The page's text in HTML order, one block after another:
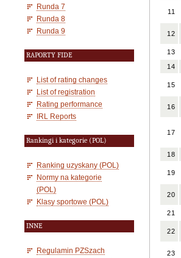
Runda 7
Runda 8
Runda 9
RAPORTY FIDE
List of rating changes
List of registration
Rating performance
IRL Reports
Rankingi i kategorie (POL)
Ranking uzyskany (POL)
Normy na kategorie
(POL)
Klasy sportowe (POL)
INNE
Regulamin PZSzach
11
12
13
14
15
16
17
18
19
20
21
22
23